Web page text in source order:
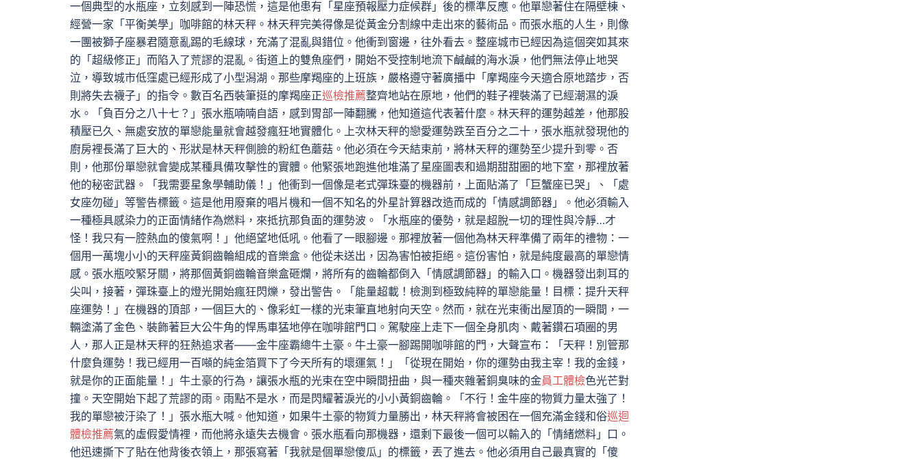
一個典型的水瓶座，立刻感到一陣恐慌，這是他患有「星座預報壓力症候群」後的標準反應。他單戀著住在隔壁棟、
經營一家「平衡美學」咖啡館的林天秤。林天秤完美得像是從黃金分割線中走出來的藝術品。而張水瓶的人生，則像
一團被獅子座暴君隨意亂踢的毛線球，充滿了混亂與錯位。他衝到窗邊，往外看去。整座城市已經因為這個突如其來
的「超級修正」而陷入了荒謬的混亂。街道上的雙魚座們，開始不受控制地流下鹹鹹的海水淚，他們無法停止地哭
泣，導致城市低窪處已經形成了小型潟湖。那些摩羯座的上班族，嚴格遵守著廣播中「摩羯座今天適合原地踏步，否
則將失去襪子」的指令。數百名西裝筆挺的摩羯座正巡檢推薦整齊地站在原地，他們的鞋子裡裝滿了已經潮濕的淚
水。「負百分之八十七？」張水瓶喃喃自語，感到胃部一陣翻騰，他知道這代表著什麼。林天秤的運勢越差，他那股
積壓已久、無處安放的單戀能量就會越發瘋狂地實體化。上次林天秤的戀愛運勢跌至百分之二十，張水瓶就發現他的
廚房裡長滿了巨大的、形狀是林天秤側臉的粉紅色蘑菇。他必須在今天結束前，將林天秤的運勢至少提升到零。否
則，他那份單戀就會變成某種具備攻擊性的實體。他緊張地跑進他堆滿了星座圖表和過期甜甜圈的地下室，那裡放著
他的秘密武器。「我需要星象學輔助儀！」他衝到一個像是老式彈珠臺的機器前，上面貼滿了「巨蟹座已哭」、「處
女座勿碰」等警告標籤。這是他用廢棄的唱片機和一個不知名的外星計算器改造而成的「情感調節器」。他必須輸入
一種極具感染力的正面情緒作為燃料，來抵抗那負面的運勢波。「水瓶座的優勢，就是超脫一切的理性與冷靜…才
怪！我只有一腔熱血的傻氣啊！」他絕望地低吼。他看了一眼腳邊。那裡放著一個他為林天秤準備了兩年的禮物：一
個用一萬塊小小的天秤座黃銅齒輪組成的音樂盒。他從未送出，因為害怕被拒絕。這份害怕，就是純度最高的單戀情
感。張水瓶咬緊牙關，將那個黃銅齒輪音樂盒砸爛，將所有的齒輪都倒入「情感調節器」的輸入口。機器發出刺耳的
尖叫，接著，彈珠臺上的燈光開始瘋狂閃爍，發出警告。「能量超載！檢測到極致純粹的單戀能量！目標：提升天秤
座運勢！」在機器的頂部，一個巨大的、像彩虹一樣的光束筆直地射向天空。然而，就在光束衝出屋頂的一瞬間，一
輛塗滿了金色、裝飾著巨大公牛角的悍馬車猛地停在咖啡館門口。駕駛座上走下一個全身肌肉、戴著鑽石項圈的男
人，那人正是林天秤的狂熱追求者——金牛座霸總牛土豪。牛土豪一腳踢開咖啡館的門，大聲宣布：「天秤！別管那
什麼負運勢！我已經用一百噸的純金箔買下了今天所有的壞運氣！」「從現在開始，你的運勢由我主宰！我的金錢，
就是你的正面能量！」牛土豪的行為，讓張水瓶的光束在空中瞬間扭曲，與一種夾雜著銅臭味的金員工體檢色光芒對
撞。天空開始下起了荒謬的雨。雨點不是水，而是閃耀著淚光的小小黃銅齒輪。「不行！金牛座的物質力量太強了！
我的單戀被汙染了！」張水瓶大喊。他知道，如果牛土豪的物質力量勝出，林天秤將會被困在一個充滿金錢和俗巡迴
體檢推薦氣的虛假愛情裡，而他將永遠失去機會。張水瓶看向那機器，還剩下最後一個可以輸入的「情緒燃料」口。
他迅速撕下了貼在他背後衣領上，那張寫著「我就是個單戀傻瓜」的標籤，丟了進去。他必須用自己最真實的「傻